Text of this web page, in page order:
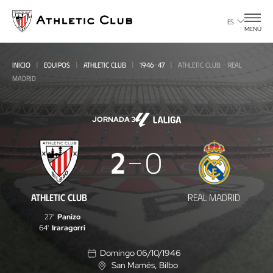
contenido
principal
ES
MENÚ
INICIO EQUIPOS ATHLETIC CLUB 1946-47
ATHLETIC CLUB - REAL
MADRID
JORNADA 3
Athletic
Club
-
Madrid
ATHLETIC CLUB
2 0
REAL MADRID
27' Panizo
64' Iraragorri
Domingo 06/10/1946
U
San Mamés, Bilbo